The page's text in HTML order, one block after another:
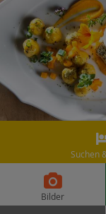
Suchen

Bilder